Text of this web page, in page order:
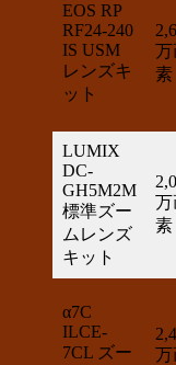
EOS RP
RF24-240
IS USM
レンズキ
ット
万
素
LUMIX
DC-
GH5M2M
標準ズー
ムレンズ
キット
万
素
α7C
ILCE-
7CL ズー
万